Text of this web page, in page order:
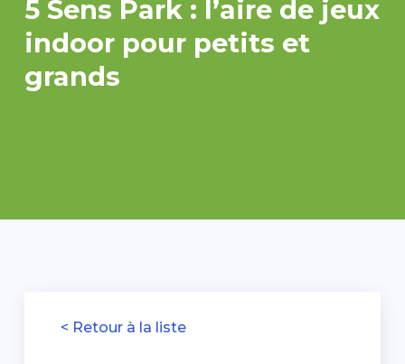
5 Sens Park : l’aire de jeux
indoor pour petits et
grands
< Retour à la liste